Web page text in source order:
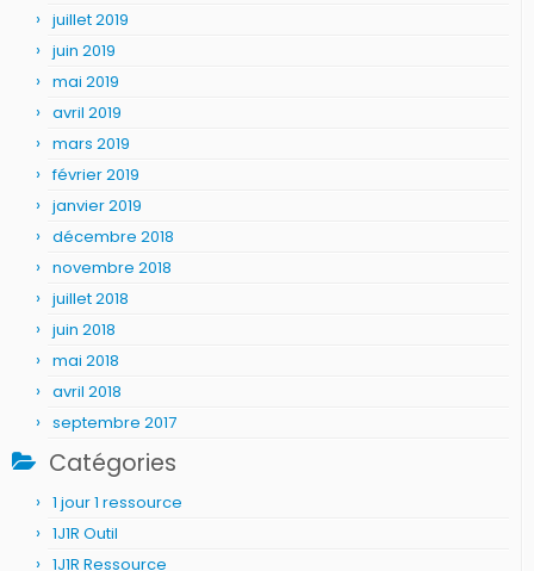
juillet 2019
juin 2019
mai 2019
avril 2019
mars 2019
février 2019
janvier 2019
décembre 2018
novembre 2018
juillet 2018
juin 2018
mai 2018
avril 2018
septembre 2017
Catégories
1 jour 1 ressource
1J1R Outil
1J1R Ressource